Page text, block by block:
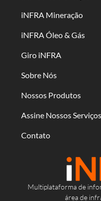
Multiplataforma de
área de
iNFRA Mineração
iNFRA Óleo & Gás
Giro iNFRA
Sobre Nós
Nossos Produtos
Assine Nossos Serviços
Contato